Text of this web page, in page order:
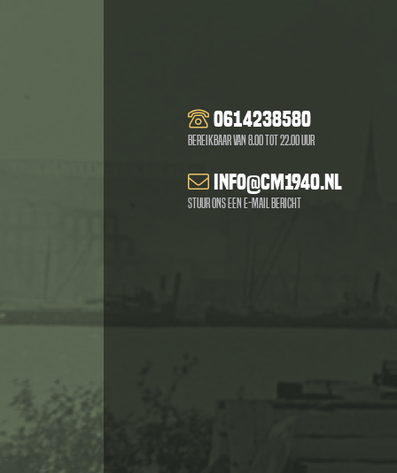
0614238580
Bereikbaar van 8.00 tot 22.00 uur
info@cm1940.nl
Stuur ons een e-mail bericht